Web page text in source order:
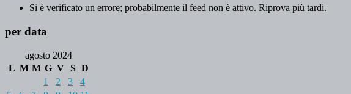
Si è verificato un errore; probabilmente il feed non è attivo. Riprova più tardi.
per data
agosto 2024
L M M G V S D
1 2 3
4